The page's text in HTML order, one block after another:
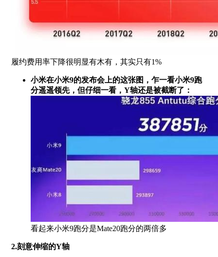
履约费用率下降很明显有木有，其实只有1%
小米在小米9的发布会上的这张图，乍一看小米9跑
分遥遥领先，但仔细一看，Y轴还是被截断了：
看起来小米9跑分是Mate20跑分的两倍多
2.刻意伸缩的Y轴